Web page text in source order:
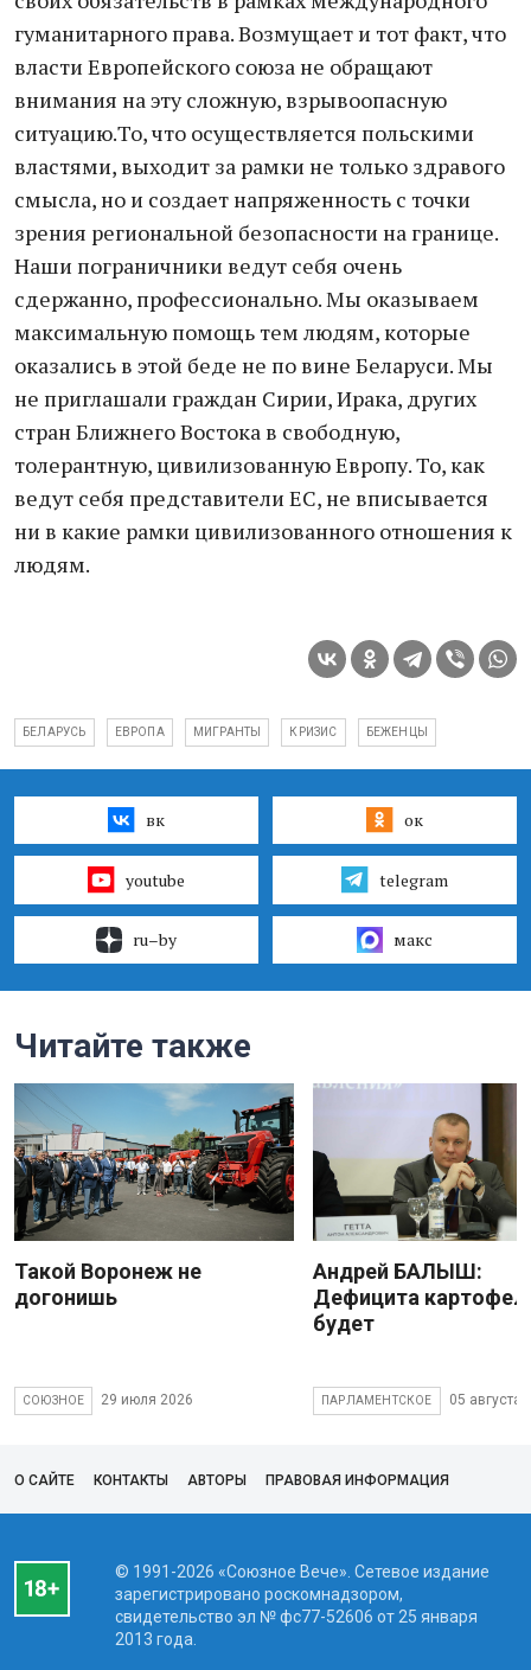
гуманитарного права. Возмущает и тот факт, что
власти Европейского союза не обращают
внимания на эту сложную, взрывоопасную
ситуацию.То, что осуществляется польскими
властями, выходит за рамки не только здравого
смысла, но и создает напряженность с точки
зрения региональной безопасности на границе.
Наши пограничники ведут себя очень
сдержанно, профессионально. Мы оказываем
максимальную помощь тем людям, которые
оказались в этой беде не по вине Беларуси. Мы
не приглашали граждан Сирии, Ирака, других
стран Ближнего Востока в свободную,
толерантную, цивилизованную Европу. То, как
ведут себя представители ЕС, не вписывается
ни в какие рамки цивилизованного отношения к
людям.
БЕЛАРУСЬ ЕВРОПА МИГРАНТЫ КРИЗИС БЕЖЕНЦЫ
вк ок
youtube telegram
ru–by макс
Читайте также
Такой Воронеж не
догонишь
СОЮЗНОЕ 29 июля 2026
Андрей БАЛЫШ:
Дефицита
будет
ПАРЛАМЕНТСКОЕ 05 августа
О САЙТЕ КОНТАКТЫ АВТОРЫ ПРАВОВАЯ ИНФОРМАЦИЯ
© 1991-2026 «Союзное Вече». Сетевое издание
зарегистрировано роскомнадзором,
свидетельство эл № фc77-52606 от 25 января
2013 года.